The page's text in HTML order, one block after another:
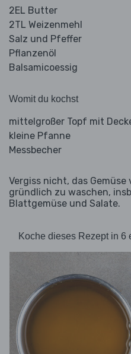
2EL Butter
2TL Weizenmehl
Salz und Pfeffer
Pflanzenöl
Balsamicoessig
Womit du kochst
mittelgroßer Topf mit
kleine Pfanne
Messbecher
Vergiss nicht, das
gründlich zu waschen,
Blattgemüse und Salate.
Koche dieses Rezept in 6